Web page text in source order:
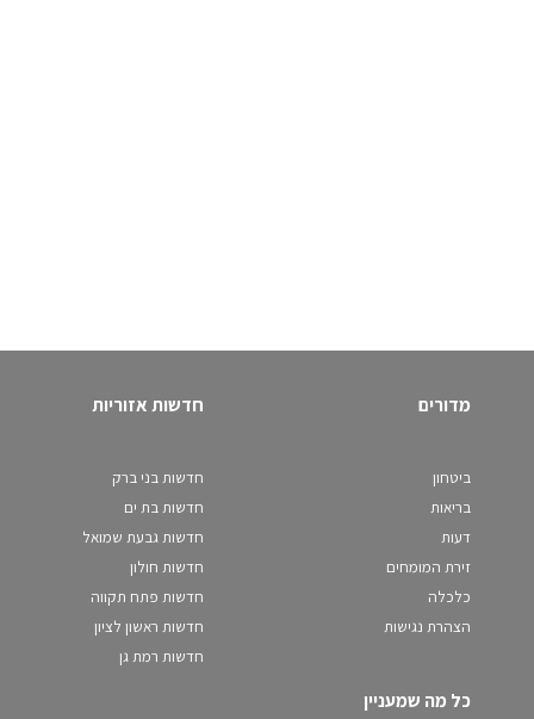
מדורים
ביטחון
בריאות
דעות
זירת המומחים
כלכלה
הצהרת נגישות
חדשות אזוריות
חדשות בני ברק
חדשות בת ים
חדשות גבעת שמואל
חדשות חולון
חדשות פתח תקווה
חדשות ראשון לציון
חדשות רמת גן
כל מה שמעניין